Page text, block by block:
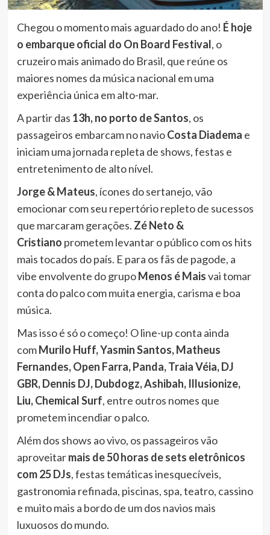
Chegou o momento mais aguardado do ano! É hoje
o embarque oficial do On Board Festival, o
cruzeiro mais animado do Brasil, que reúne os
maiores nomes da música nacional em uma
experiência única em alto-mar.
A partir das 13h, no porto de Santos, os
passageiros embarcam no navioCosta Diadema e
iniciam uma jornada repleta de shows, festas e
entretenimento de alto nível.
Jorge & Mateus, ícones do sertanejo, vão
emocionar com seu repertório repleto de sucessos
que marcaram gerações. Zé Neto &
Cristiano prometem levantar o público com os hits
mais tocados do país. E para os fãs de pagode, a
vibe envolvente do grupoMenos é Maisvai tomar
conta do palco com muita energia, carisma e boa
música.
Mas isso é só o começo! O line-up conta ainda
comMurilo Huff, Yasmin Santos, Matheus
Fernandes, Open Farra, Panda, Traia Véia, DJ
GBR, Dennis DJ, Dubdogz, Ashibah, Illusionize,
Liu, Chemical Surf, entre outros nomes que
prometem incendiar o palco.
Além dos shows ao vivo, os passageiros vão
aproveitarmais de 50 horas de sets eletrônicos
com 25 DJs, festas temáticas inesquecíveis,
gastronomia refinada, piscinas, spa, teatro, cassino
e muito mais a bordo de um dos navios mais
luxuosos do mundo.